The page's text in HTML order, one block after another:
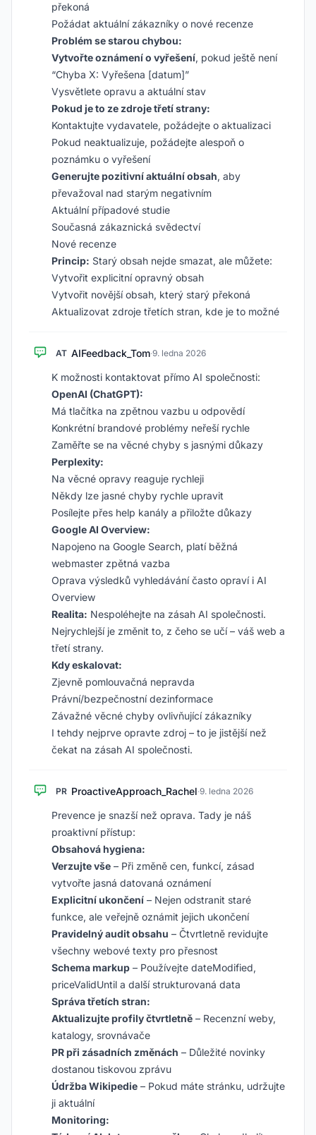
překoná
Požádat aktuální zákazníky o nové recenze
Problém se starou chybou:
Vytvořte oznámení o vyřešení, pokud ještě není
“Chyba X: Vyřešena [datum]”
Vysvětlete opravu a aktuální stav
Pokud je to ze zdroje třetí strany:
Kontaktujte vydavatele, požádejte o aktualizaci
Pokud neaktualizuje, požádejte alespoň o
poznámku o vyřešení
Generujte pozitivní aktuální obsah, aby
převažoval nad starým negativním
Aktuální případové studie
Současná zákaznická svědectví
Nové recenze
Princip: Starý obsah nejde smazat, ale můžete:
Vytvořit explicitní opravný obsah
Vytvořit novější obsah, který starý překoná
Aktualizovat zdroje třetích stran, kde je to možné
AT AIFeedback_Tom·9. ledna 2026
K možnosti kontaktovat přímo AI společnosti:
OpenAI (ChatGPT):
Má tlačítka na zpětnou vazbu u odpovědí
Konkrétní brandové problémy neřeší rychle
Zaměřte se na věcné chyby s jasnými důkazy
Perplexity:
Na věcné opravy reaguje rychleji
Někdy lze jasné chyby rychle upravit
Posílejte přes help kanály a přiložte důkazy
Google AI Overview:
Napojeno na Google Search, platí běžná
webmaster zpětná vazba
Oprava výsledků vyhledávání často opraví i AI
Overview
Realita: Nespoléhejte na zásah AI společnosti.
Nejrychlejší je změnit to, z čeho se učí – váš web a
třetí strany.
Kdy eskalovat:
Zjevně pomlouvačná nepravda
Právní/bezpečnostní dezinformace
Závažné věcné chyby ovlivňující zákazníky
I tehdy nejprve opravte zdroj – to je jistější než
čekat na zásah AI společnosti.
PR ProactiveApproach_Rachel·9. ledna 2026
Prevence je snazší než oprava. Tady je náš
proaktivní přístup:
Obsahová hygiena:
Verzujte vše – Při změně cen, funkcí, zásad
vytvořte jasná datovaná oznámení
Explicitní ukončení – Nejen odstranit staré
funkce, ale veřejně oznámit jejich ukončení
Pravidelný audit obsahu – Čtvrtletně revidujte
všechny webové texty pro přesnost
Schema markup – Používejte dateModified,
priceValidUntil a další strukturovaná data
Správa třetích stran:
Aktualizujte profily čtvrtletně – Recenzní weby,
katalogy, srovnávače
PR při zásadních změnách – Důležité novinky
dostanou tiskovou zprávu
Údržba Wikipedie – Pokud máte stránku, udržujte
ji aktuální
Monitoring: